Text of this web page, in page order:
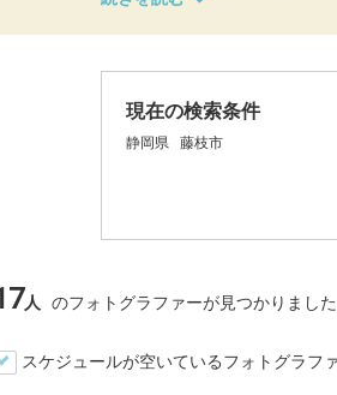
現在の検索条件
静岡県 藤枝市
人 のフォトグラファーが見つかりました
スケジュールが空いているフォトグラフ